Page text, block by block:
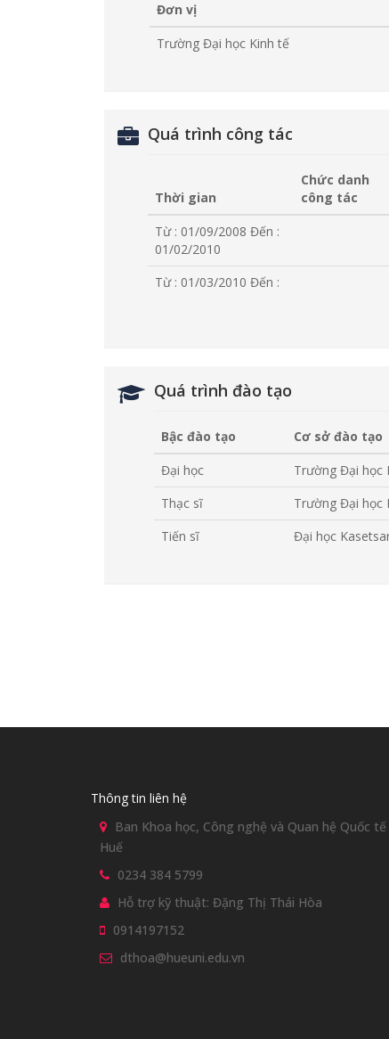
Đơn vị
Trường Đại học Kinh tế
Quá trình công tác
Thời gian
Chức danh
công tác
Từ : 01/09/2008 Đến :
01/02/2010
Từ : 01/03/2010 Đến :
Quá trình đào tạo
Bậc đào tạo Cơ sở đào tạo
Đại học
Trường Đại học
Thạc sĩ
Trường Đại học
Tiến sĩ
Đại học
Thông tin liên hệ
Ban Khoa học, Công nghệ và Quan hệ Quốc
Huế
0234 384 5799
Hỗ trợ kỹ thuật: Đặng Thị Thái Hòa
0914197152
dthoa@hueuni.edu.vn